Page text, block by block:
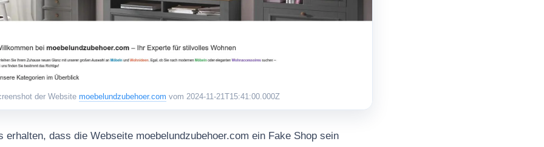
der Website moebelundzubehoer.com vom 2024-11-21T15:41:00.000Z
erhalten, dass die Webseite moebelundzubehoer.com ein Fake Shop sein